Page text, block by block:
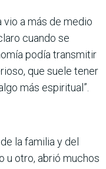
vio a más de medio
cuando se
podía transmitir
que suele tener
más espiritual”.
la familia y del
u otro, abrió muchos